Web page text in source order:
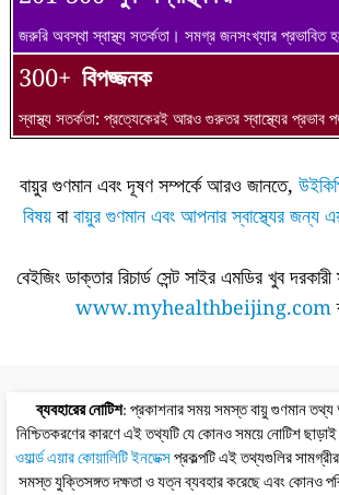
জরুরি অবস্থা স্বাস্থ্য সতর্কতা। সমগ্র জনসংখ্যার প্রভাবিত
300+ বিপজ্জনক
স্বাস্থ্য সতর্কতা: প্রত্যেকেরই আরও গুরুতর স্বাস্থ্যের প্রভাব
বায়ুর গুণমান এবং দূষণ সম্পর্কে আরও জানতে,
বিষয়বাবায়ুর গুণমান এবং আপনার স্বাস্থ্যের জন্য
বেইজিং ডাক্তার রিচার্ড সেন্ট সাইর এমডির খুব
www.myhealthbeijing.com
ব্যবহারের নোটিশ: প্রকাশনার সময় সমস্ত বায়ু গুণমান
নিশ্চিতকরণের কারণে এই তথ্যটি যে কোনও সময়ে নোটিশ
ওয়ার্ল্ড এয়ার কোয়ালিটি ইনডেক্সপ্রকল্পটি এই তথ্যগুলির
সমস্ত যুক্তিসঙ্গত দক্ষতা ও যত্ন ব্যবহার করেছে এবং কোনও